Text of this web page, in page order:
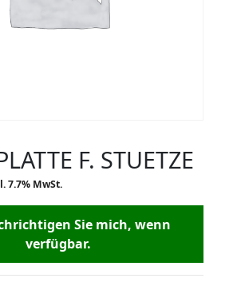
F. STUETZE
7.7% MwSt.
Sie mich, wenn
verfügbar.